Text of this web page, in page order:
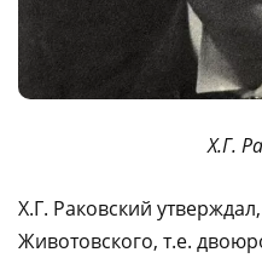
Х.Г.
Х.Г. Раковский
Животовского, т.е.